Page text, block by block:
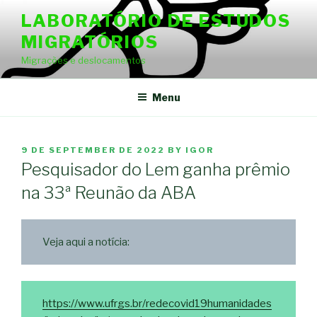
content
LABORATÓRIO DE ESTUDOS
MIGRATÓRIOS
Migrações e deslocamentos
Menu
POSTED
ON
9 DE SEPTEMBER DE 2022 BY IGOR
Pesquisador do Lem ganha prêmio
na 33ª Reunão da ABA
Veja aqui a notícia:
https://www.ufrgs.br/redecovid19humanidades